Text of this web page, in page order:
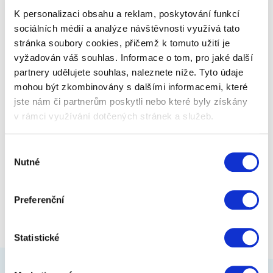
K personalizaci obsahu a reklam, poskytování funkcí
sociálních médií a analýze návštěvnosti využívá tato
stránka soubory cookies, přičemž k tomuto užití je
vyžadován váš souhlas. Informace o tom, pro jaké další
partnery udělujete souhlas, naleznete níže. Tyto údaje
mohou být zkombinovány s dalšími informacemi, které
jste nám či partnerům poskytli nebo které byly získány
v rámci využívání dotčených stránek a služeb.
souhlasu
Nutné
Preferenční
Statistické
tbl. = 3,33 Kč.
899 Kč Zobrazit více